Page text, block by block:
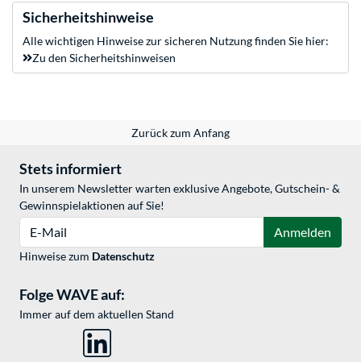
Sicherheitshinweise
Alle wichtigen Hinweise zur sicheren Nutzung finden Sie hier:
Zu den Sicherheitshinweisen
Zurück zum Anfang
Stets informiert
In unserem Newsletter warten exklusive Angebote, Gutschein- &
Gewinnspielaktionen auf Sie!
Anmelden
Hinweise zum Datenschutz
Folge WAVE auf:
Immer auf dem aktuellen Stand